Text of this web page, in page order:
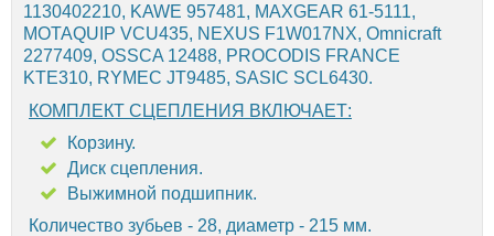
1130402210, KAWE 957481, MAXGEAR 61-5111,
MOTAQUIP VCU435, NEXUS F1W017NX, Omnicraft
2277409, OSSCA 12488, PROCODIS FRANCE
KTE310, RYMEC JT9485, SASIC SCL6430.
КОМПЛЕКТ СЦЕПЛЕНИЯ ВКЛЮЧАЕТ:
Корзину.
Диск сцепления.
Выжимной подшипник.
Количество зубьев - 28, диаметр - 215 мм.